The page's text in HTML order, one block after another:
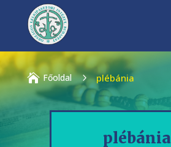
 Főoldal 5 plébánia
plébánia